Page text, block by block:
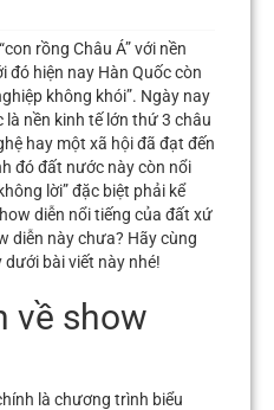
rồng Châu Á” với nền
đó hiện nay Hàn Quốc còn
không khói”. Ngày nay
nền kinh tế lớn thứ 3 châu
hay một xã hội đã đạt đến
đó đất nước này còn nổi
lời” đặc biệt phải kể
diễn nổi tiếng của đất xứ
diễn này chưa? Hãy cùng
dưới bài viết này nhé!
về show
là chương trình biểu